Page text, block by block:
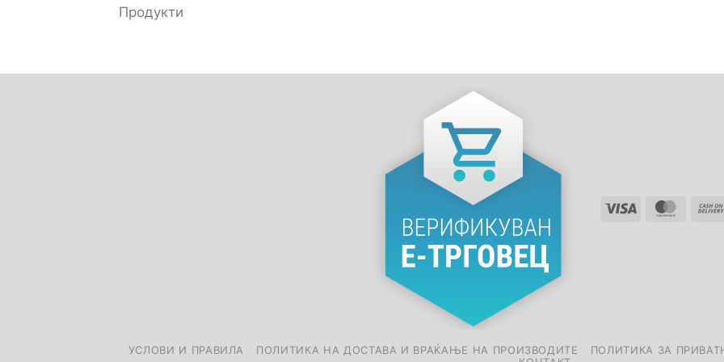
Продукти
УСЛОВИ И ПРАВИЛА ПОЛИТИКА НА ДОСТАВА И ВРАЌАЊЕ НА ПРОИЗВОДИТЕ ПОЛИТИКА ЗА